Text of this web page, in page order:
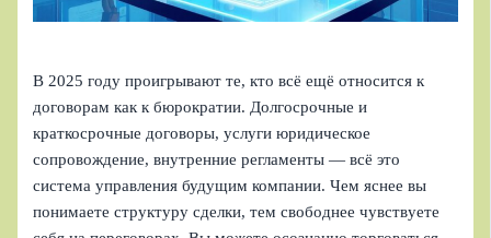
В 2025 году проигрывают те, кто всё ещё относится к
договорам как к бюрократии. Долгосрочные и
краткосрочные договоры, услуги юридическое
сопровождение, внутренние регламенты — всё это
система управления будущим компании. Чем яснее вы
понимаете структуру сделки, тем свободнее чувствуете